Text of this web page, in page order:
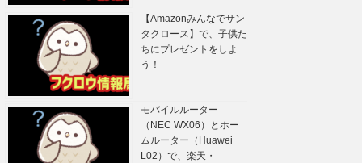
【Amazonみんなでサン
タクロース】で、子供た
ちにプレゼントをしよ
う！
モバイルルーター
（NEC WX06）とホー
ムルーター（Huawei
L02）で、楽天・